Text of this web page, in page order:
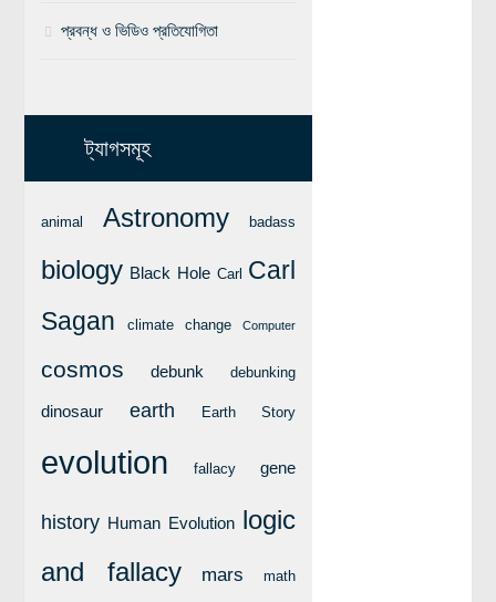
টাইমলাইন
অন্যান্য
লেখকদের আঙিনা
আপনার প্রোফাইল
বিজ্ঞানযাত্রা ম্যাগাজিন
বিজ্ঞানযাত্রা সংবাদ/বিজ্ঞপ্তি
লক্ষ্য ও উদ্দেশ্য
বৈজ্ঞানিক কল্পকাহিনী
লজিক এবং ফ্যালাসি
প্রবন্ধ ও ভিডিও প্রতিযোগিতা
ট্যাগসমূহ
animal Astronomy badass
biology Black Hole Carl Carl
Sagan
climate change Computer
cosmos debunk debunking
dinosaur earth Earth Story
evolution fallacy gene
history Human Evolution logic
and fallacy
mars math